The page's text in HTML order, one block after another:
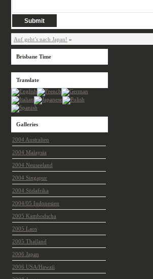
Auf geht’s nach Japan! »
Brisbane Time
Translate
Galleries
2004 Australien
2004 Malaysia
2004 Neuseeland
2004 Singapur
2004 Südafrika
2004/05 Indonesien
2005 Kambodscha
2005 Laos
2005 Thailand
2006 Japan
2006 USA/Hawaii